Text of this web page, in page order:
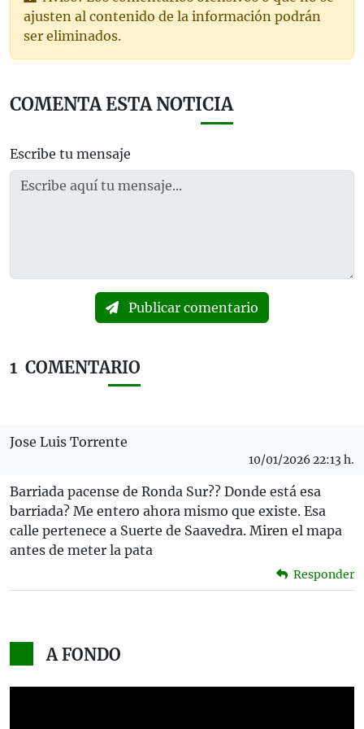
ajusten al contenido de la información podrán
ser eliminados.
COMENTA ESTA NOTICIA
Escribe tu mensaje
Publicar comentario
1 COMENTARIO
Jose Luis Torrente
10/01/2026 22:13 h.
Barriada pacense de Ronda Sur?? Donde está esa
barriada? Me entero ahora mismo que existe. Esa
calle pertenece a Suerte de Saavedra. Miren el mapa
antes de meter la pata
Responder
A FONDO